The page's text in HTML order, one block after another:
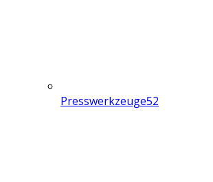
Presswerkzeuge52